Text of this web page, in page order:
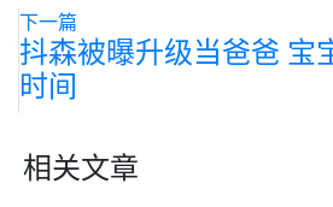
下一篇
抖森被曝升级当爸爸 宝
时间
相关文章